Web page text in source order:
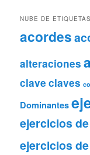
NUBE DE ETIQUETAS
acordes
alteraciones
clave claves
Dominantes
ejercicios
ejercicios